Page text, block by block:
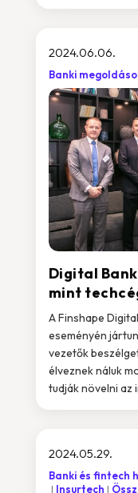
Digital
mint
2024.06.06.
Banki
A Finshape
eseményén
vezetők
élveznek náluk
tudják növelni az
2024.05.29.
Banki és fintech
Insurtech